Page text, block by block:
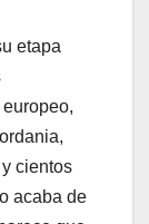
etapa
cientos
acaba de